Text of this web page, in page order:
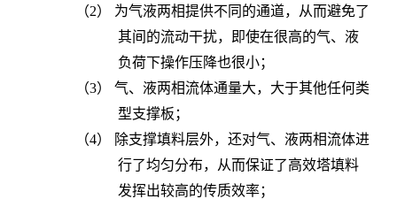
（2） 为气液两相提供不同的通道，
从而避免了
其间的流动干扰，即使在很高的气、液
负荷下操作压降也很小；
（3） 气、液两相流体通量大， 大于其他任何类
型支撑板；
（4） 除支撑填料层外，还对气、液两相流体进
行了均匀分布，
从而保证了高效塔填料
发挥出较高的传质效率；